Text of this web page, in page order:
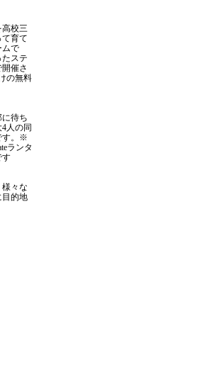
校三
育て
ムで
ステ
催さ
の無料
待ち
人の同
す。※
ランタ
す
々な
目的地